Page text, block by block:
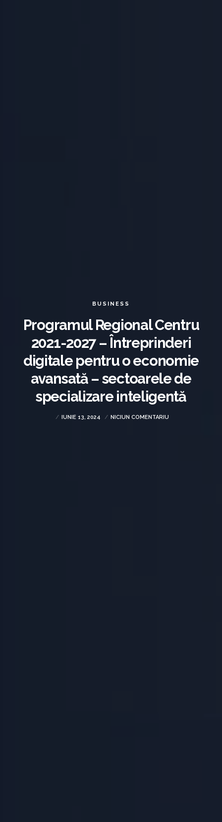
BUSINESS
Programul Regional Centru
2021-2027 – Întreprinderi
digitale pentru o economie
avansată – sectoarele de
specializare inteligentă
IUNIE 13, 2024 NICIUN COMENTARIU